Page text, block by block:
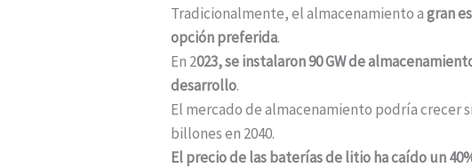
Tradicionalmente, el almacenamiento agran
opción preferida.
En 2023, se instalaron 90 GW de
desarrollo.
El mercado de almacenamiento podría crecer
billones en 2040.
El precio de las baterías de litio ha caído un